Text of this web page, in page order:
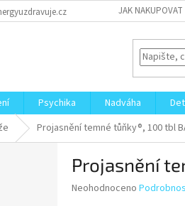
JAK NAKUPOVAT
Psychika Nadváha
Projasnění temné tůňky®, 100 tbl
Projasnění
Průměrné
Neohodnoceno